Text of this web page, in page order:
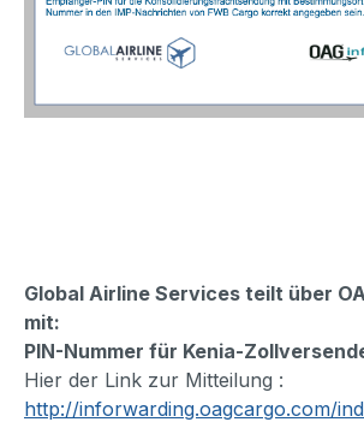
Global Airline Services teilt über
mit:
PIN-Nummer für Kenia-
Hier der Link zur Mitteilung :
http://inforwarding.oagcargo.com/